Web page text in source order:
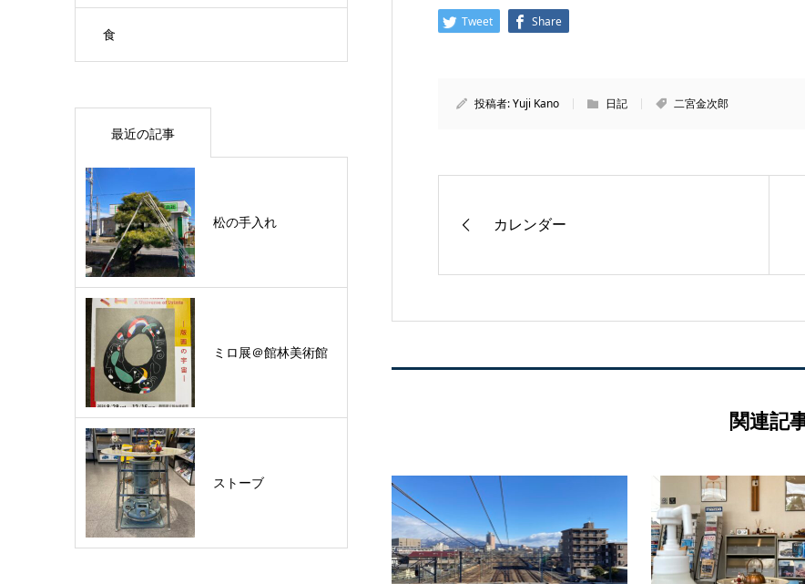
食
Tweet Share
投稿者:Yuji Kano 日記 二宮金次郎
カレンダー
関連記
最近の記事
松の手入れ
ミロ展＠館林美術館
ストーブ